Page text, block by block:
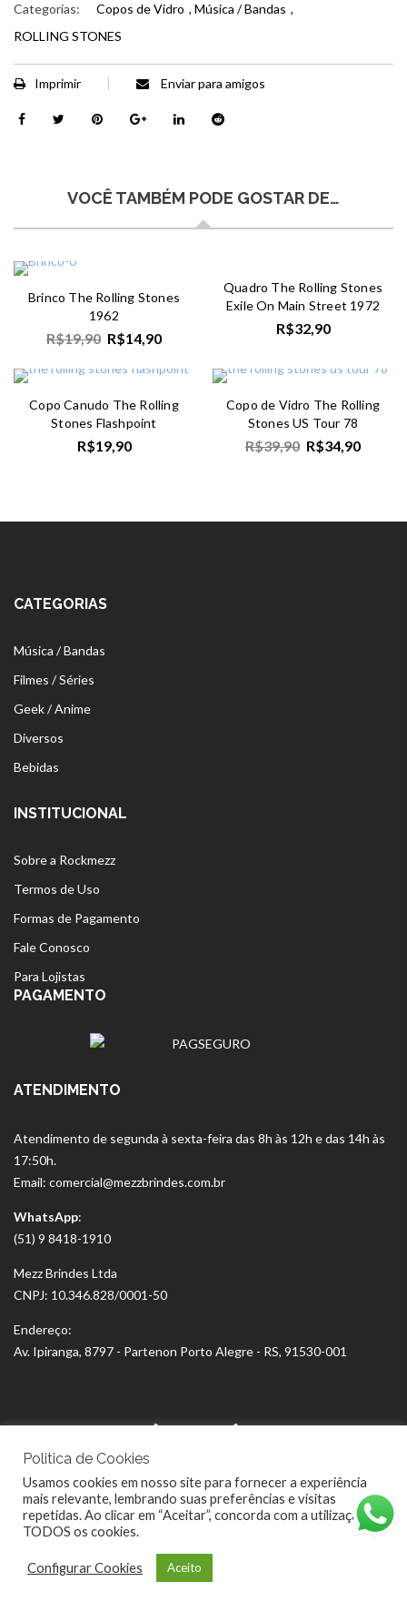
Categorias: Copos de Vidro , Música / Bandas ,
ROLLING STONES
Imprimir Enviar para amigos
VOCÊ TAMBÉM PODE GOSTAR DE…
Brinco The Rolling Stones
1962
R$19,90 R$14,90
Quadro The Rolling Stones
Exile On Main Street 1972
R$32,90
Copo Canudo The Rolling
Stones Flashpoint
R$19,90
Copo de Vidro The Rolling
Stones US Tour 78
R$39,90 R$34,90
CATEGORIAS
Música / Bandas
Filmes / Séries
Geek / Anime
Diversos
Bebidas
INSTITUCIONAL
Sobre a Rockmezz
Termos de Uso
Formas de Pagamento
Fale Conosco
Para Lojistas
PAGAMENTO
ATENDIMENTO
Atendimento de segunda à sexta-feira das 8h às 12h e das 14h às
17:50h.
Email: comercial@mezzbrindes.com.br
WhatsApp:
(51) 9 8418-1910
Mezz Brindes Ltda
CNPJ: 10.346.828/0001-50
Endereço:
Av. Ipiranga, 8797 - Partenon Porto Alegre - RS, 91530-001
Politica de Cookies
Usamos cookies em nosso site para fornecer a experiência
mais relevante, lembrando suas preferências e visitas
repetidas. Ao clicar em “Aceitar”, concorda com a utilização de
TODOS os cookies.
Configurar Cookies Aceito